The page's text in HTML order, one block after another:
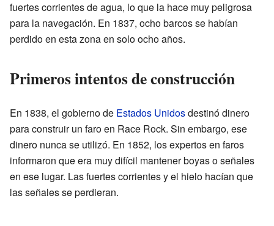
fuertes corrientes de agua, lo que la hace muy peligrosa
para la navegación. En 1837, ocho barcos se habían
perdido en esta zona en solo ocho años.
Primeros intentos de construcción
En 1838, el gobierno de Estados Unidosdestinó dinero
para construir un faro en Race Rock. Sin embargo, ese
dinero nunca se utilizó. En 1852, los expertos en faros
informaron que era muy difícil mantener boyas o señales
en ese lugar. Las fuertes corrientes y el hielo hacían que
las señales se perdieran.